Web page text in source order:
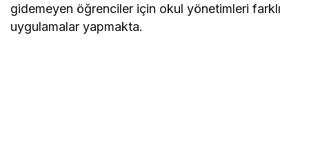
gidemeyen öğrenciler için okul yönetimleri farklı
uygulamalar yapmakta.